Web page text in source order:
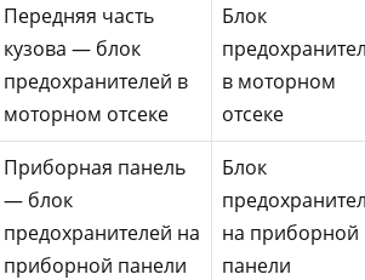
Передняя часть
кузова — блок
предохранителей в
моторном отсеке
Блок
в моторном
отсеке
Приборная панель
— блок
предохранителей на
приборной панели
Блок
на приборной
панели